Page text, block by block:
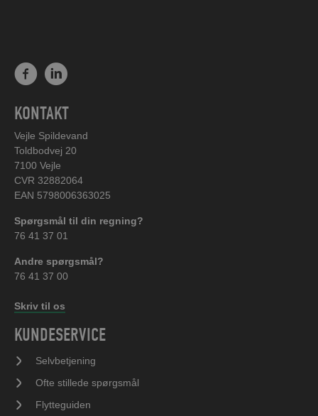
KONTAKT
Vejle Spildevand
Toldbodvej 20
7100 Vejle
CVR 32882064
EAN 5798006363025
Spørgsmål til din regning?
76 41 37 01
Andre spørgsmål?
76 41 37 00
Skriv til os
KUNDESERVICE
Selvbetjening
Ofte stillede spørgsmål
Flytteguiden